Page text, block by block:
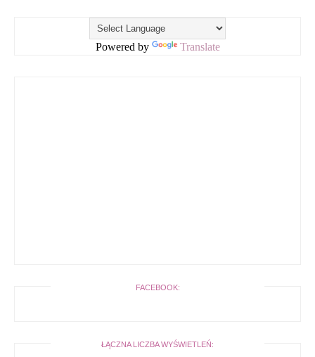
Powered by Translate
FACEBOOK:
ŁĄCZNA LICZBA WYŚWIETLEŃ: